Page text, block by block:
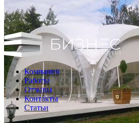
Компания
Работы
Отзывы
Контакты
Статьи